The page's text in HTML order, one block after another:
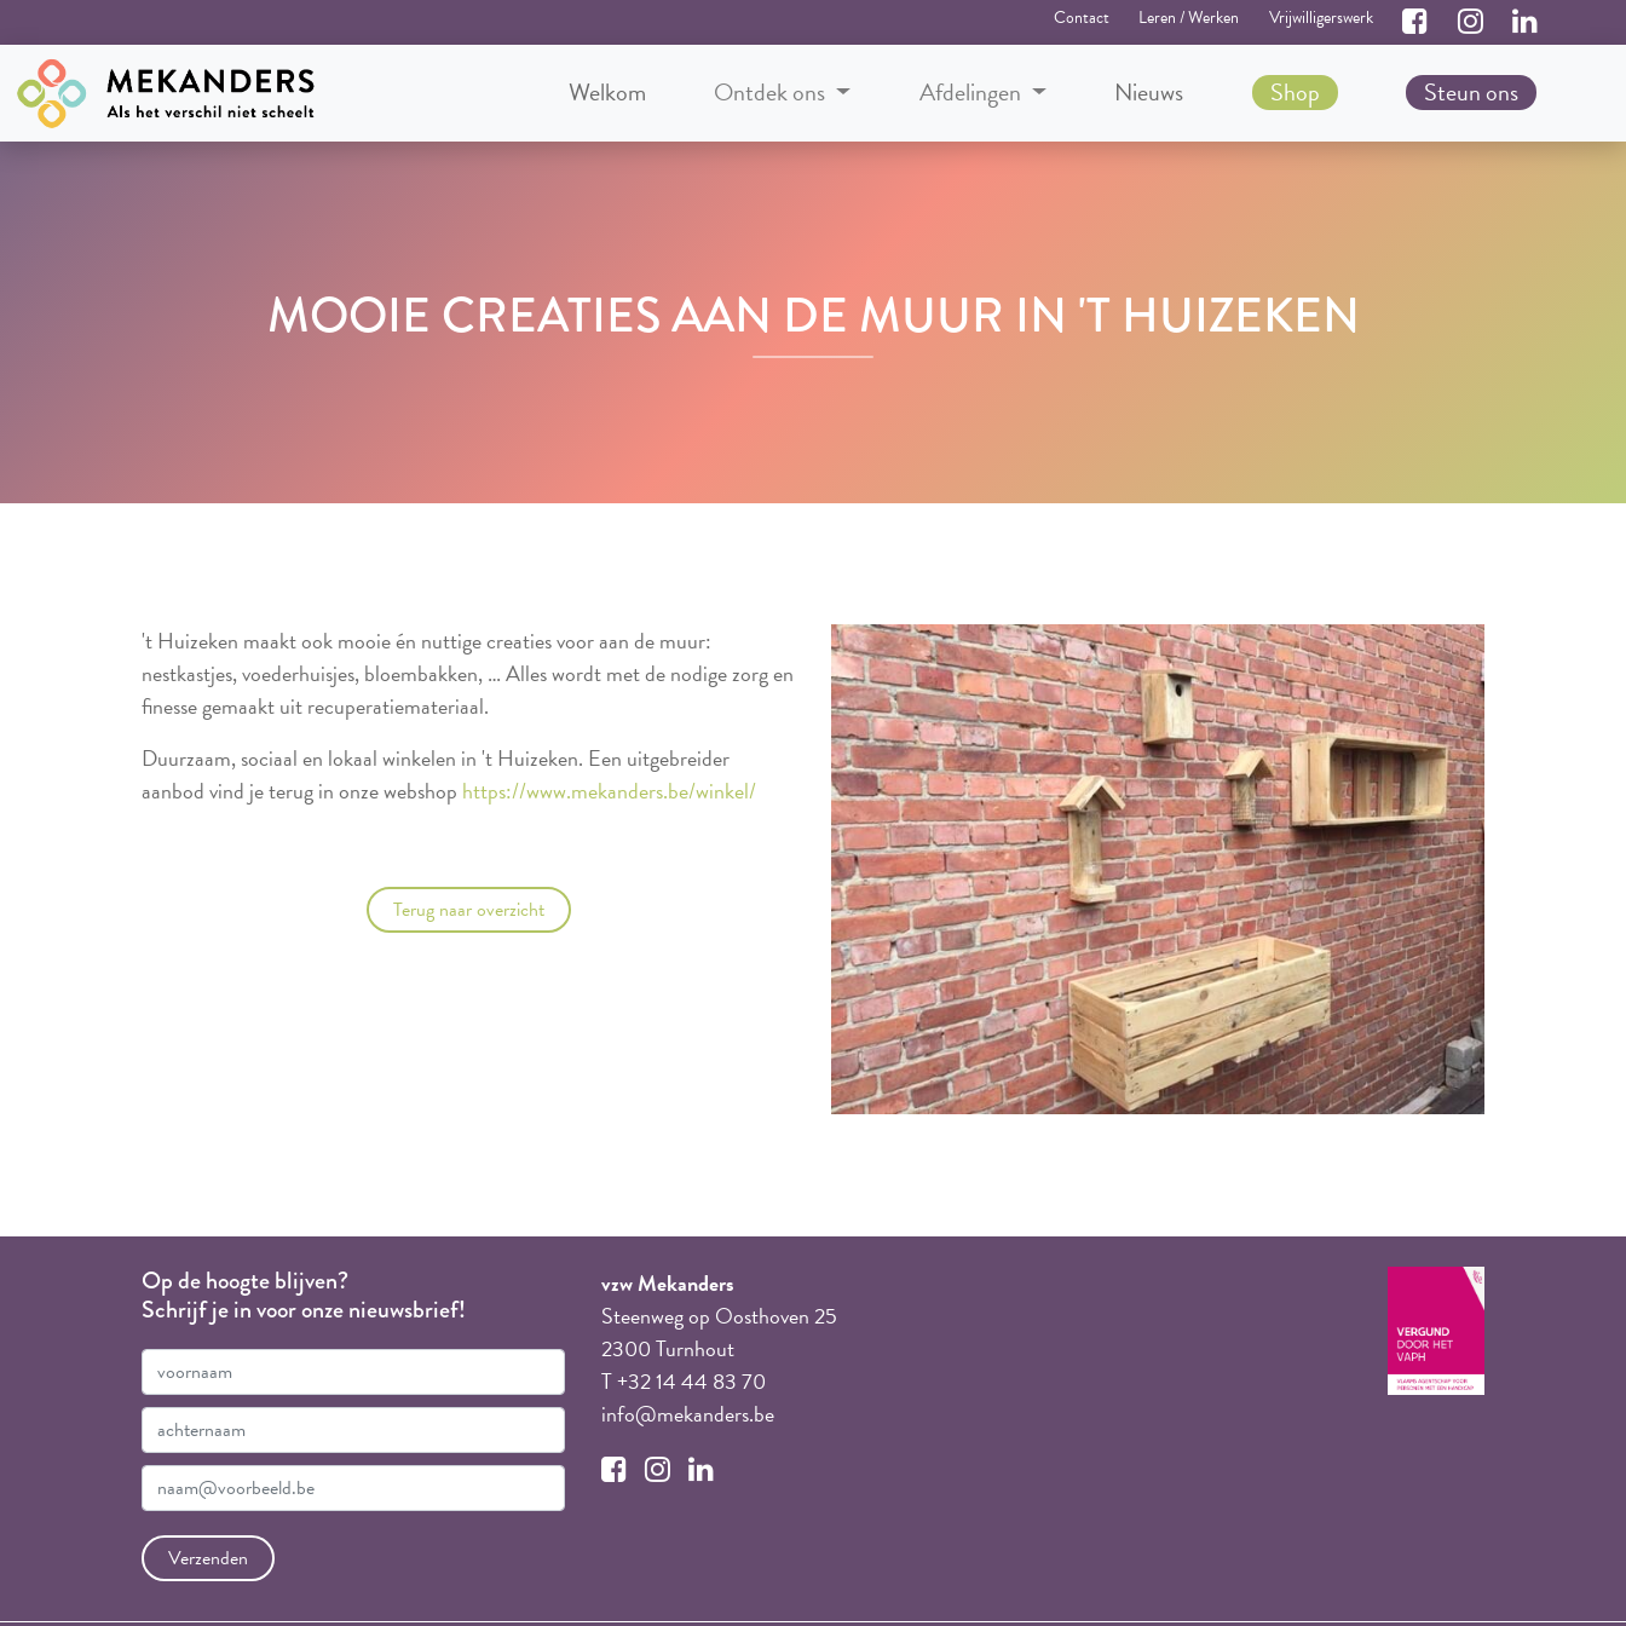
Contact Leren / Werken Vrijwilligerswerk
Welkom Ontdek ons Afdelingen Nieuws Shop Steun ons
MOOIE CREATIES AAN DE MUUR IN 'T HUIZEKEN
't Huizeken maakt ook mooie én nuttige creaties voor aan de muur:
nestkastjes, voederhuisjes, bloembakken, … Alles wordt met de nodige zorg en
finesse gemaakt uit recuperatiemateriaal.
Duurzaam, sociaal en lokaal winkelen in 't Huizeken. Een uitgebreider
aanbod vind je terug in onze webshop https://www.mekanders.be/winkel/
Terug naar overzicht
Op de hoogte blijven?
Schrijf je in voor onze nieuwsbrief!
vzw Mekanders
Steenweg op Oosthoven 25
2300 Turnhout
T +32 14 44 83 70
info@mekanders.be